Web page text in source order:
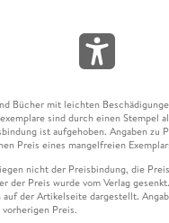
Bücher mit leichten
sind durch einen Stempel
ist aufgehoben. Angaben zu
Preis eines mangelfreien
nicht der Preisbindung, die
der Preis wurde vom Verlag
der Artikelseite dargestellt.
Preis.